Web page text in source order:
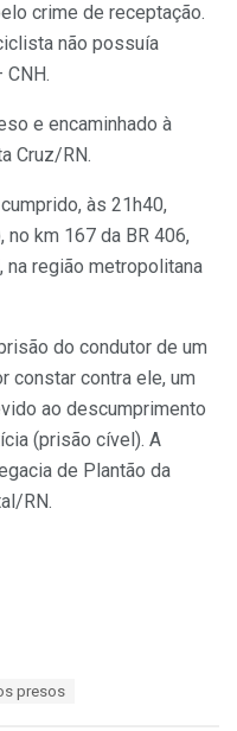
crime de receptação.
não possuía
e encaminhado à
Cruz/RN.
às 21h40,
km 167 da BR 406,
na região metropolitana
do condutor de um
constar contra ele, um
ao descumprimento
(prisão cível). A
de Plantão da
RN.
presos